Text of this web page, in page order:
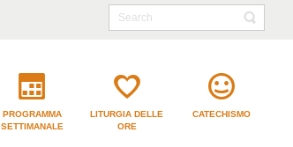
PROGRAMMA
SETTIMANALE
LITURGIA DELLE
ORE
CATECHISMO